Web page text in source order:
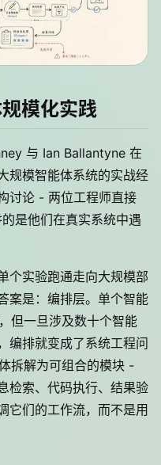
模化实践
与 Ian Ballantyne 在
规模智能体系统的实战经
讨论 - 两位工程师直接
是他们在真实系统中遇
个实验跑通走向大规模部
案是：编排层。单个智能
但一旦涉及数十个智能
编排就变成了系统工程问
拆解为可组合的模块 -
检索、代码执行、结果验
它们的工作流，而不是用